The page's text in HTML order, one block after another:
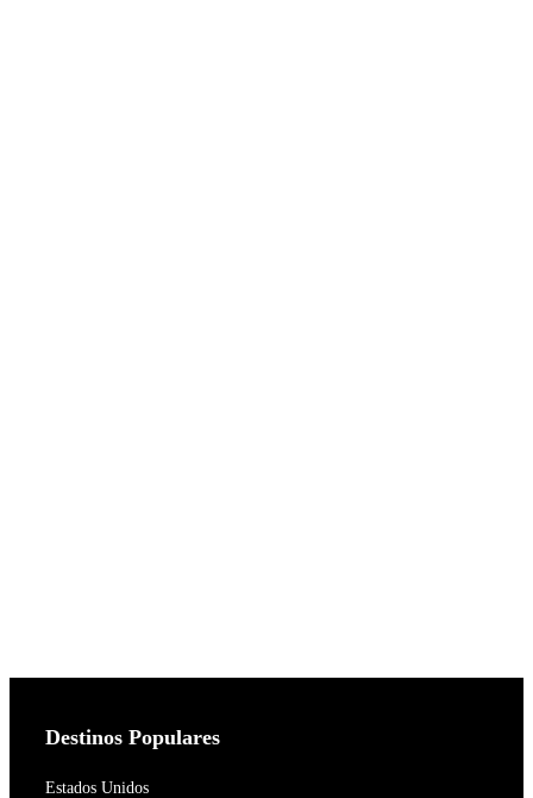
Destinos Populares
Estados Unidos